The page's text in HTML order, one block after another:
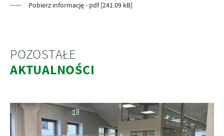
Pobierz informację - pdf [241.09 kB]
POZOSTAŁE
AKTUALNOŚCI